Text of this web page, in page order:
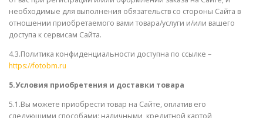
необходимые для выполнения обязательств со стороны Сайта в
отношении приобретаемого вами товара/услуги и/или вашего
доступа к сервисам Сайта.
4.3.Политика конфиденциальности доступна по ссылке –
https://fotobm.ru
5.Условия приобретения и доставки товара
5.1.Вы можете приобрести товар на Сайте, оплатив его
следующими способами: наличными, кредитной картой,